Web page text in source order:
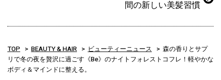
間の新しい美髪習慣
TOP BEAUTY & HAIR ビューティーニュース
森の香りとサプ
リで冬の夜を贅沢に過ごす《Be》のナイトフォレストコフレ！軽やかな
ボディ＆マインドに整える。